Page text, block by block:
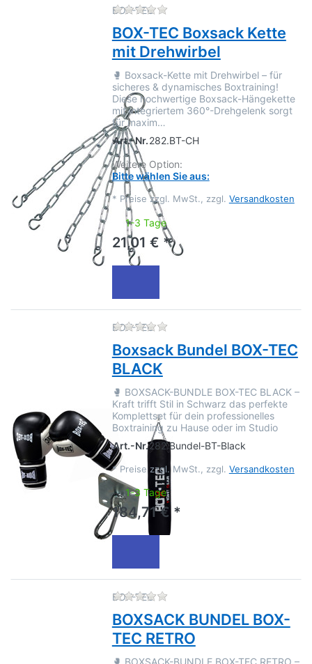
BOX-TEC Zu diesem Produkt liegen
BOX-TEC Boxsack Kette
mit Drehwirbel
🥊 Boxsack-Kette mit Drehwirbel – für
sicheres & dynamisches Boxtraining!
Diese hochwertige Boxsack-Hängekette
mit integriertem 360°-Drehgelenk sorgt
für maxim…
Art.-Nr.282.BT-CH
Weitere Option:
Bitte wählen Sie aus:
* Preise zzgl. MwSt., zzgl. Versandkosten
1-3 Tage
21,01 € *
BOX-TEC Zu diesem Produkt liegen
Boxsack Bundel BOX-TEC
BLACK
🥊 BOXSACK-BUNDLE BOX-TEC BLACK –
Kraft trifft Stil in Schwarz das perfekte
Komplettset für dein professionelles
Boxtraining zu Hause oder im Studio
Art.-Nr.282.Bundel-BT-Black
* Preise zzgl. MwSt., zzgl. Versandkosten
1-3 Tage
184,71 € *
BOX-TEC Zu diesem Produkt liegen
BOXSACK BUNDEL BOX-
TEC RETRO